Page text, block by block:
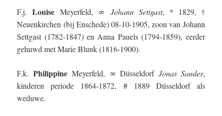
F.j. Louise Meyerfeld, ∞ Johann Settgast, * 1829, †
Neuenkirchen (bij Enschede) 08-10-1905, zoon van Johann
Settgast (1782-1847) en Anna Pauels (1794-1859), eerder
gehuwd met Marie Blunk (1816-1900).
F.k. Philippine Meyerfeld, ∞ Düsseldorf Jonas Sander,
kinderen periode 1864-1872, # 1889 Düsseldorf als
weduwe.